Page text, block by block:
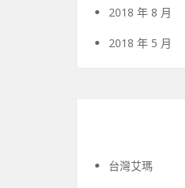
2018 年 8 月
2018 年 5 月
台灣艾瑪